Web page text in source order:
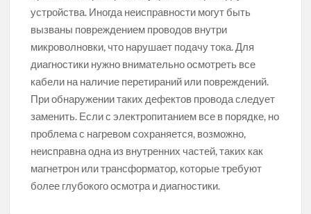
устройства. Иногда неисправности могут быть
вызваны повреждением проводов внутри
микроволновки, что нарушает подачу тока. Для
диагностики нужно внимательно осмотреть все
кабели на наличие перетираний или повреждений.
При обнаружении таких дефектов провода следует
заменить. Если с электропитанием все в порядке, но
проблема с нагревом сохраняется, возможно,
неисправна одна из внутренних частей, таких как
магнетрон или трансформатор, которые требуют
более глубокого осмотра и диагностики.